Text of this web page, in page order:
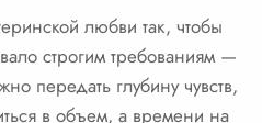
любви так, чтобы
строгим требованиям —
передать глубину чувств,
в объем, а времени на